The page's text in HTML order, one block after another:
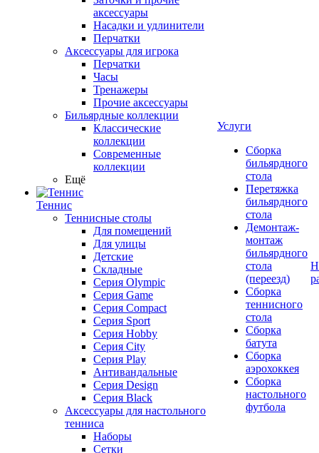
аксессуары
Насадки и удлинители
Перчатки
Аксессуары для игрока
Перчатки
Часы
Тренажеры
Прочие аксессуары
Бильярдные коллекции
Классические
коллекции
Современные
коллекции
Ещё
Теннис
Теннисные столы
Для помещений
Для улицы
Детские
Складные
Серия Olympic
Серия Game
Серия Compact
Серия Sport
Серия Hobby
Серия City
Серия Play
Антивандальные
Серия Design
Серия Black
Аксессуары для настольного
тенниса
Наборы
Сетки
Услуги
Сборка
бильярдного
стола
Перетяжка
бильярдного
стола
Демонтаж-
монтаж
бильярдного
стола
(переезд)
Сборка
теннисного
стола
Сборка
батута
Сборка
аэрохоккея
Сборка
настольного
футбола